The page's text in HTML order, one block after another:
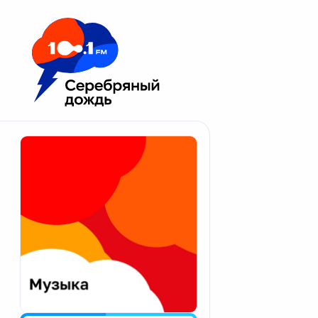
Москва 100.1 FM
Апатиты
Екатеринбург
Калининград
Калуга